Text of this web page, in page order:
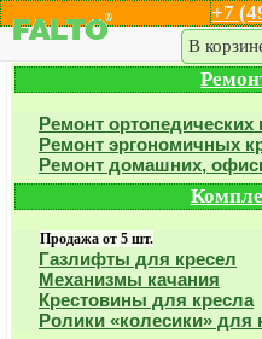
+7
Каталог кресел Акции
Шоу-рум
Доставка
В
Ремонт ортопедических
Ремонт эргономичных
Ремонт домашних,
Продажа от 5 шт.
Газлифты для кресел
Механизмы качания
Крестовины для кресла
Ролики «колесики» для
В